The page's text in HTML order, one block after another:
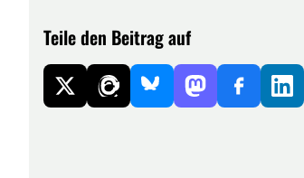
Teile den Beitrag auf